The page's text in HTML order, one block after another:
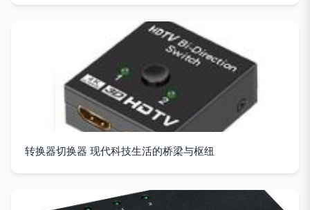
转换器切换器 现代科技生活的桥梁与枢纽